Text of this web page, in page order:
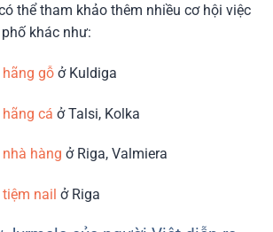
thể tham khảo thêm nhiều cơ hội việc
khác như:
gỗ ở Kuldiga
cá ở Talsi, Kolka
hàng ở Riga, Valmiera
nail ở Riga